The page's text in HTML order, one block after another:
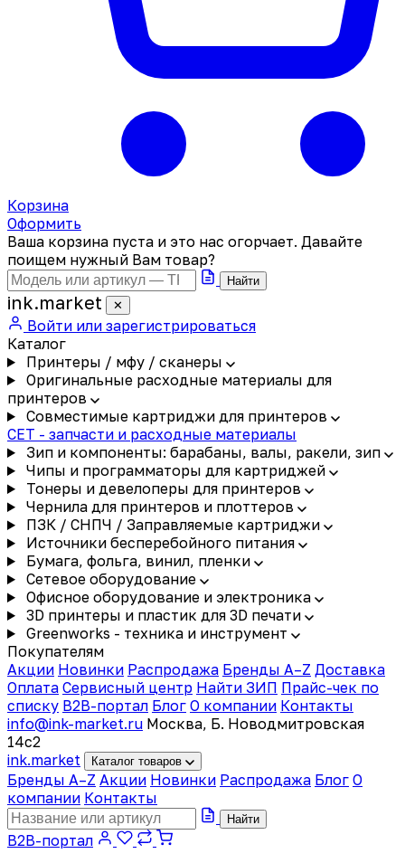
Корзина
Оформить
Ваша корзина пуста и это нас огорчает. Давайте
поищем нужный Вам товар?
Найти
ink.market ✕
Войти или зарегистрироваться
Каталог
Принтеры / мфу / сканеры
Оригинальные расходные материалы для
принтеров
Совместимые картриджи для принтеров
CET - запчасти и расходные материалы
Зип и компоненты: барабаны, валы, ракели, зип
Чипы и программаторы для картриджей
Тонеры и девелоперы для принтеров
Чернила для принтеров и плоттеров
ПЗК / СНПЧ / Заправляемые картриджи
Источники бесперебойного питания
Бумага, фольга, винил, пленки
Сетевое оборудование
Офисное оборудование и электроника
3D принтеры и пластик для 3D печати
Greenworks - техника и инструмент
Покупателям
Акции Новинки Распродажа Бренды A–Z Доставка
Оплата Сервисный центр Найти ЗИП Прайс-чек по
списку B2B-портал Блог О компании Контакты
info@ink-market.ru Москва, Б. Новодмитровская
14с2
ink.market Каталог товаров
Бренды A–Z Акции Новинки Распродажа Блог О
компании Контакты
Найти
B2B-портал